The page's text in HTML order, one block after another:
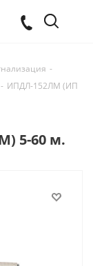
-
- ИПДЛ-152ЛМ (ИП
5-60 м.